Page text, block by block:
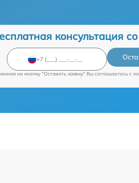
консультация
на кнопку "Оставить заявку" Вы соглашаетесь c